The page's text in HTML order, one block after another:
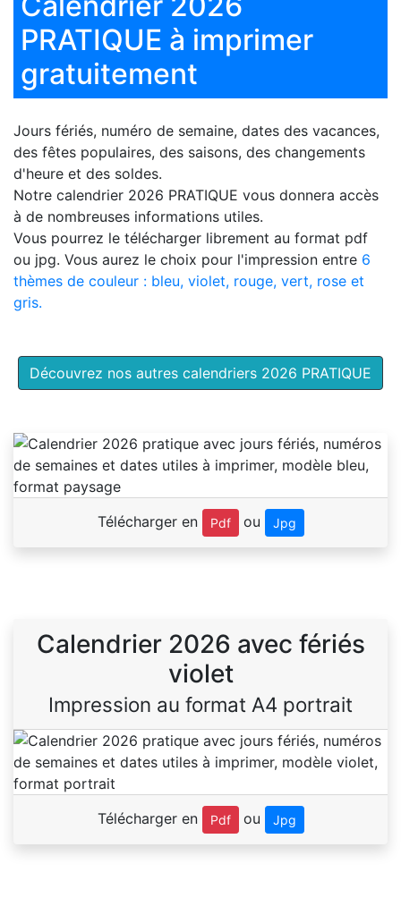
PRATIQUE à imprimer
gratuitement
Jours fériés, numéro de semaine, dates des vacances,
des fêtes populaires, des saisons, des changements
d'heure et des soldes.
Notre calendrier 2026 PRATIQUE vous donnera accès
à de nombreuses informations utiles.
Vous pourrez le télécharger librement au format pdf
ou jpg. Vous aurez le choix pour l'impression entre 6
thèmes de couleur : bleu, violet, rouge, vert, rose et
gris.
Découvrez nos autres calendriers 2026 PRATIQUE
Télécharger en Pdf ou Jpg
Calendrier 2026 avec fériés
violet
Impression au format A4 portrait
Télécharger en Pdf ou Jpg